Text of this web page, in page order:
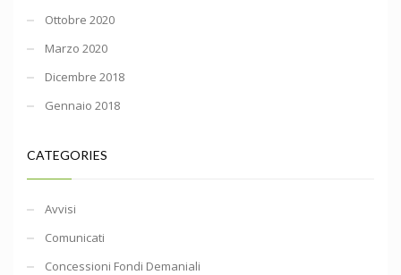
Ottobre 2020
Marzo 2020
Dicembre 2018
Gennaio 2018
CATEGORIES
Avvisi
Comunicati
Concessioni Fondi Demaniali